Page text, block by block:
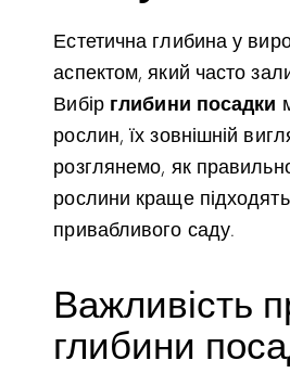
Естетична глибина у
аспектом, який часто
Вибір глибини посадки
рослин, їх зовнішній
розглянемо, як
рослини краще
привабливого саду.
Важливість
глибини